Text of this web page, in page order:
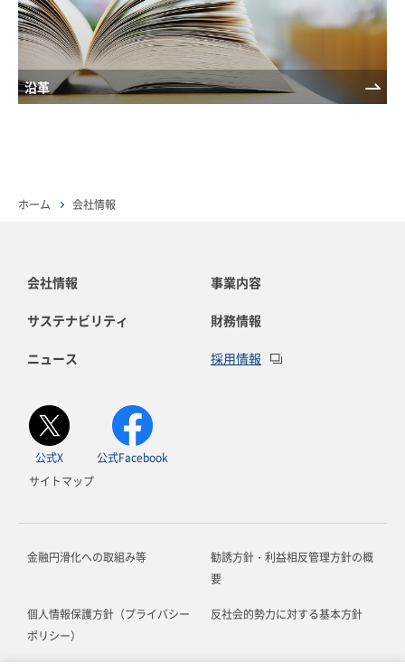
沿革
ホーム 会社情報
会社情報 事業内容
サステナビリティ 財務情報
ニュース 採用情報
公式X
公式Facebook
サイトマップ
金融円滑化への取組み等
勧誘方針・利益相反管理方針の概
要
個人情報保護方針（プライバシー
ポリシー）
反社会的勢力に対する基本方針